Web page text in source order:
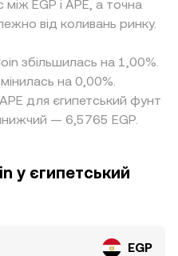
EGP і APE, а точна
від коливань ринку.
збільшилась на 1,00%.
на 0,00%.
для єгипетський фунт
— 6,5765 EGP.
у єгипетський
EGP